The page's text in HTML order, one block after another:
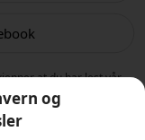
at du har lest vår
.
og